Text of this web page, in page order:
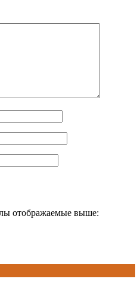
отображаемые выше: